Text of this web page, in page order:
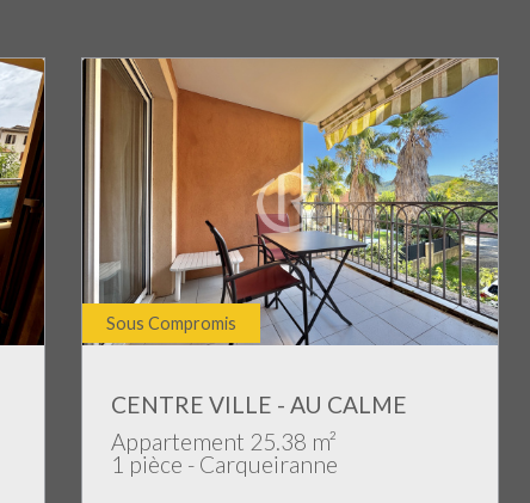
Sous Compromis
CENTRE VILLE - AU CALME
Appartement 25.38 m²
1 pièce - Carqueiranne